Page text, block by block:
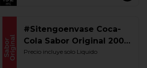
#Sitengoenvase Coca-
Cola Sabor Original 2000
ML. Retornable
Precio incluye solo Liquido